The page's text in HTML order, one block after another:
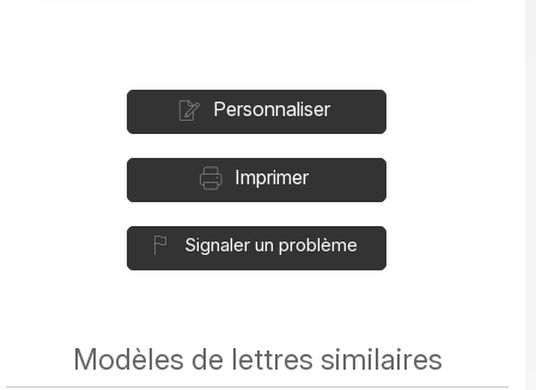
Personnaliser
Imprimer
Signaler un problème
Modèles de lettres similaires